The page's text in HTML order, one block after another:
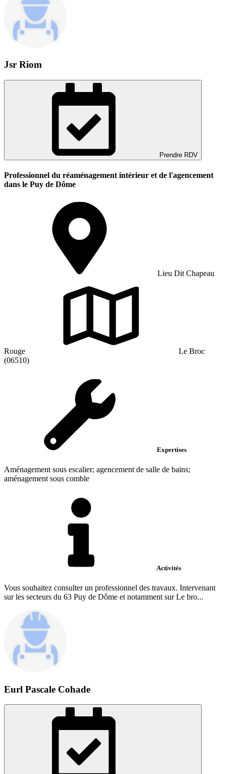
Jsr Riom
Prendre RDV
Professionnel du réaménagement intérieur et de l'agencement
dans le Puy de Dôme
Lieu Dit Chapeau
Rouge
Le Broc
(06510)
Expertises
Aménagement sous escalier; agencement de salle de bains;
aménagement sous comble
Activités
Vous souhaitez consulter un professionnel des travaux. Intervenant
sur les secteurs du 63 Puy de Dôme et notamment sur Le bro...
Eurl Pascale Cohade